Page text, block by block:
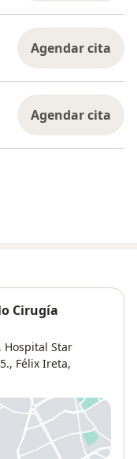
Agendar cita
Agendar cita
Cirugía
Hospital Star
Félix Ireta,
en una nueva